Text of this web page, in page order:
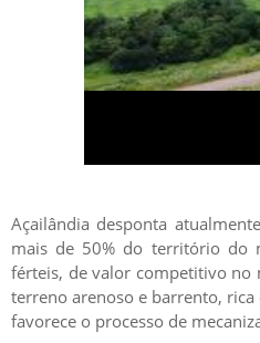
Açailândia desponta
mais de 50% do território do
férteis, de valor competitivo no
terreno arenoso e barrento,
favorece o processo de